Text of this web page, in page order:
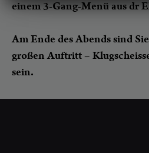
einem 3-Gang-Menü aus dr
Am Ende des Abends sind
großen Auftritt –
sein.